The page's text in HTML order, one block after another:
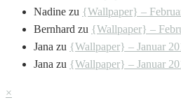
Nadine zu {Wallpaper} –
Bernhard zu {Wallpaper} –
Jana zu {Wallpaper} – Januar
Jana zu {Wallpaper} – Januar
×